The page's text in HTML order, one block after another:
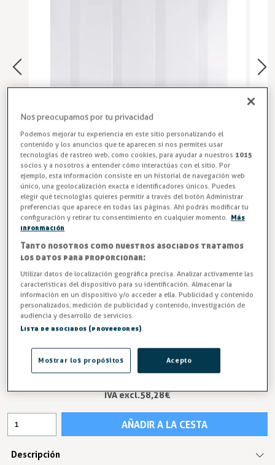
Cortinas PVC Industriales
Cortina de lamas que protegen de las corrientes de aire,
ahorran energía e impiden la entrada de suciedad y
diferentes elementos externos, maximiza tu ahorro en
cámara.
ENTREGA ENTRE 3 Y 5 DÍAS
Medidas FERMOFLEX - ALTO x ANCHO (mt)
70,52 €
IVA excl.58,28 €
AÑADIR A LA CESTA
Descripción
Nos preocupamos por tu privacidad
Podemos mejorar tu experiencia en este sitio personalizando el
contenido y los anuncios que te aparecen si nos permites usar
tecnologías de rastreo web, como cookies, para ayudar a nuestros 1015
socios y a nosotros a entender cómo interactúas con el sitio. Por
ejemplo, esta información consiste en un historial de navegación web
único, una geolocalización exacta e identificadores únicos. Puedes
elegir qué tecnologías quieres permitir a través del botón Administrar
preferencias que aparece en todas las páginas. Ahí podrás modificar tu
configuración y retirar tu consentimiento en cualquier momento. Más
información
Tanto nosotros como nuestros asociados tratamos
los datos para proporcionar:
Utilizar datos de localización geográfica precisa. Analizar activamente las
características del dispositivo para su identificación. Almacenar la
información en un dispositivo y/o acceder a ella. Publicidad y contenido
personalizados, medición de publicidad y contenido, investigación de
audiencia y desarrollo de servicios.
Lista de asociados (proveedores)
Acepto
Mostrar los propósitos